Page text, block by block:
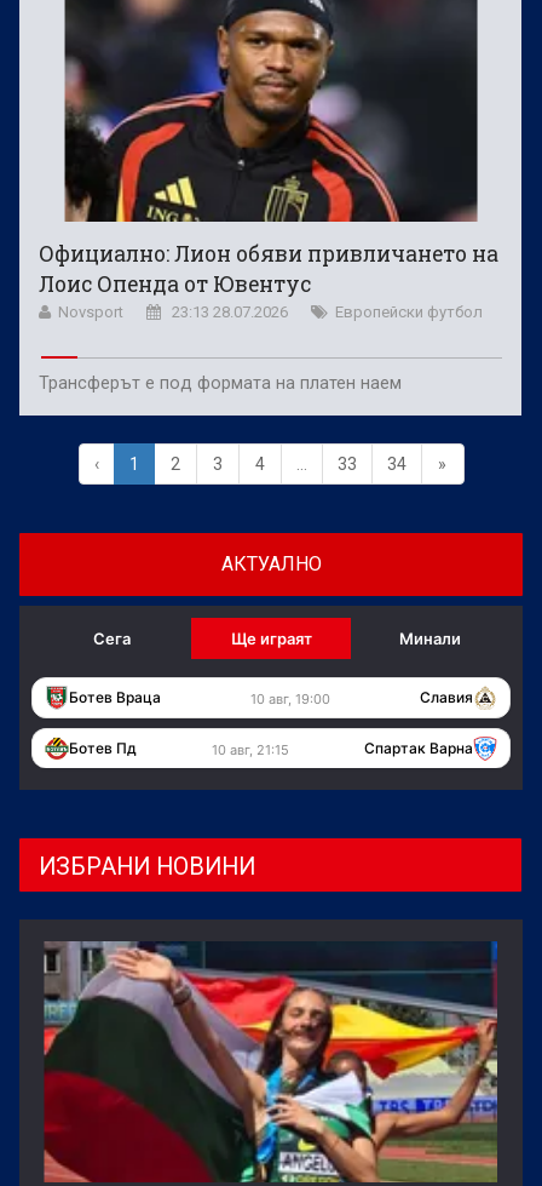
Официално: Лион обяви привличането на
Лоис Опенда от Ювентус
Novsport 23:13 28.07.2026 Европейски футбол
Трансферът е под формата на платен наем
‹ 1 2 3 4 33 34 »
АКТУАЛНО
Сега Ще играят Минали
Ботев Враца 10 авг, 19:00 Славия
Ботев Пд 10 авг, 21:15 Спартак Варна
ИЗБРАНИ НОВИНИ